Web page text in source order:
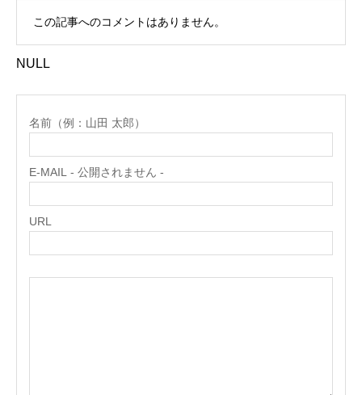
この記事へのコメントはありません。
NULL
名前（例：山田 太郎）
E-MAIL - 公開されません -
URL